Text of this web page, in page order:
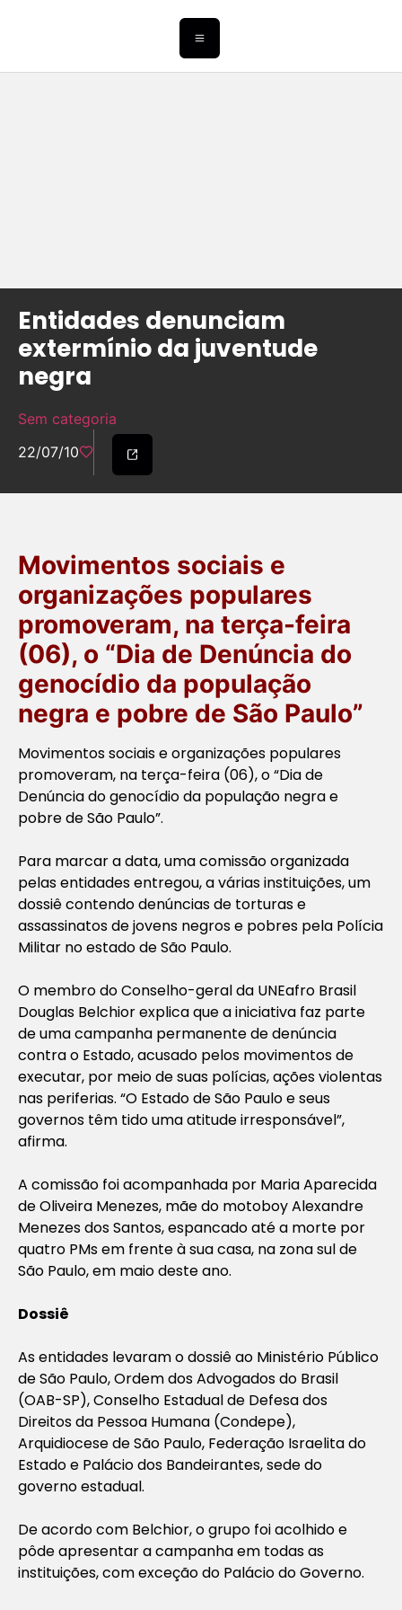
Entidades denunciam
extermínio da juventude
negra
Sem categoria
22/07/10
Movimentos sociais e
organizações populares
promoveram, na terça-feira
(06), o “Dia de Denúncia do
genocídio da população
negra e pobre de São Paulo”
Movimentos sociais e organizações populares
promoveram, na terça-feira (06), o “Dia de
Denúncia do genocídio da população negra e
pobre de São Paulo”.
Para marcar a data, uma comissão organizada
pelas entidades entregou, a várias instituições, um
dossiê contendo denúncias de torturas e
assassinatos de jovens negros e pobres pela Polícia
Militar no estado de São Paulo.
O membro do Conselho-geral da UNEafro Brasil
Douglas Belchior explica que a iniciativa faz parte
de uma campanha permanente de denúncia
contra o Estado, acusado pelos movimentos de
executar, por meio de suas polícias, ações violentas
nas periferias. “O Estado de São Paulo e seus
governos têm tido uma atitude irresponsável”,
afirma.
A comissão foi acompanhada por Maria Aparecida
de Oliveira Menezes, mãe do motoboy Alexandre
Menezes dos Santos, espancado até a morte por
quatro PMs em frente à sua casa, na zona sul de
São Paulo, em maio deste ano.
Dossiê
As entidades levaram o dossiê ao Ministério Público
de São Paulo, Ordem dos Advogados do Brasil
(OAB-SP), Conselho Estadual de Defesa dos
Direitos da Pessoa Humana (Condepe),
Arquidiocese de São Paulo, Federação Israelita do
Estado e Palácio dos Bandeirantes, sede do
governo estadual.
De acordo com Belchior, o grupo foi acolhido e
pôde apresentar a campanha em todas as
instituições, com exceção do Palácio do Governo.